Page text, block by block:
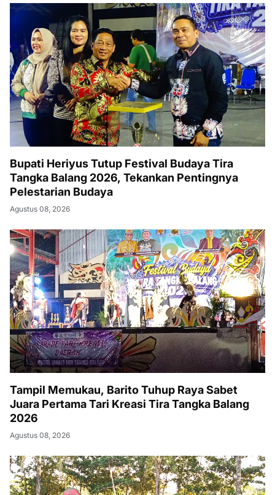
Bupati Heriyus Tutup Festival Budaya Tira
Tangka Balang 2026, Tekankan Pentingnya
Pelestarian Budaya
Agustus 08, 2026
Tampil Memukau, Barito Tuhup Raya Sabet
Juara Pertama Tari Kreasi Tira Tangka Balang
2026
Agustus 08, 2026